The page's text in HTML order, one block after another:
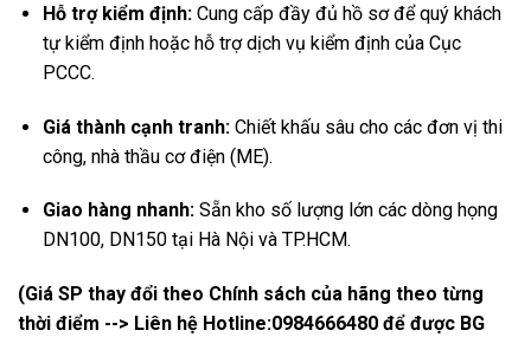
Hỗ trợ kiểm định:Cung cấp đầy đủ hồ sơ để quý khách
tự kiểm định hoặc hỗ trợ dịch vụ kiểm định của Cục
PCCC.
Giá thành cạnh tranh:Chiết khấu sâu cho các đơn vị thi
công, nhà thầu cơ điện (ME).
Giao hàng nhanh:Sẵn kho số lượng lớn các dòng họng
DN100, DN150 tại Hà Nội và TP.HCM.
(Giá SP thay đổi theo Chính sách của hãng theo từng
thời điểm --> Liên hệ Hotline:0984666480 để được BG